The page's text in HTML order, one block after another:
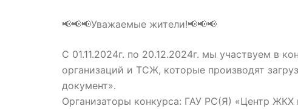
📢📢📢Уважаемые жители!📢📢📢
С 01.11.2024г. по 20.12.2024г. мы участвуем в
организаций и ТСЖ, которые производят
документ».
Организаторы конкурса: ГАУ РС(Я) «Центр